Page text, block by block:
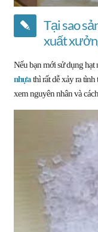
Tại sao
xuất
Nếu bạn mới sử dụng hạt
nhựathì rất dễ xảy ra
xem nguyên nhân và